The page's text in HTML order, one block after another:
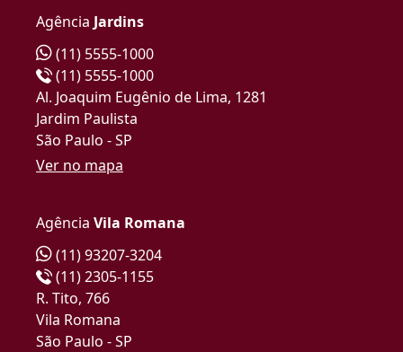
Agência Jardins
(11) 5555-1000
(11) 5555-1000
Al. Joaquim Eugênio de Lima, 1281
Jardim Paulista
São Paulo - SP
Ver no mapa
Agência Vila Romana
(11) 93207-3204
(11) 2305-1155
R. Tito, 766
Vila Romana
São Paulo - SP